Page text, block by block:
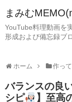
まみむ
YouTube料理動画を
形成および備忘録ブ
ホーム 作っ
バランスの良
シピ
】至高